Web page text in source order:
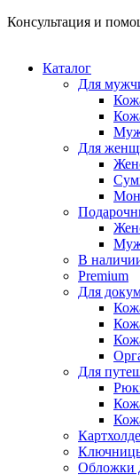
Консультация и
Каталог
Для
Для
В
Premium
Для
Для
Обложки